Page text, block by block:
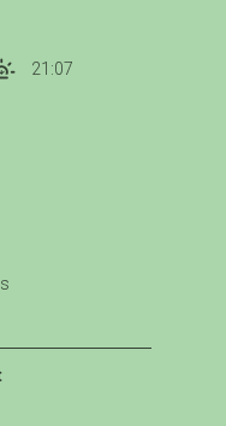
21:07